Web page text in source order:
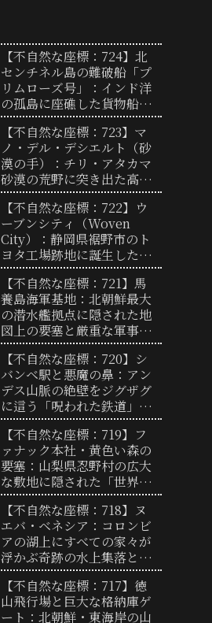
【不自然な座標：724】北
センチネル島の難破船「プ
リムローズ号」：インド洋
の孤島に座礁した貨物船と
文明を拒絶するセンチネル
族の謎
【不自然な座標：723】マ
ノ・デル・デシエルト（砂
漠の手）：チリ・アタカマ
砂漠の荒野に突き出た高さ
11メートルの巨大な彫刻と
奇妙な景観の謎
【不自然な座標：722】ウ
ーブンシティ（Woven
City）：静岡県裾野市のト
ヨタ工場跡地に誕生した未
来型実験都市の全貌と「リ
アルな街」の謎
【不自然な座標：721】馬
養島海軍基地：北朝鮮最大
の潜水艦拠点に隠された地
図上の要塞と厳重な軍事境
界線の実態
【不自然な座標：720】シ
バンベ駅と悪魔の鼻：アン
デス山脈の絶壁をジグザグ
に這う「呪われた鉄道」の
終着点と驚異の地形
【不自然な座標：719】フ
ァナック本社・黄色い森の
要塞：山梨県忍野村の広大
な敷地に隠された「世界工
場の心臓部」と圧倒的支配
力の謎
【不自然な座標：718】ヌ
エバ・ベネシア：コロンビ
アの湖上にすべての家々が
浮かぶ奇跡の水上集落と、
過酷な自然を生き抜く人々
の歴史
【不自然な座標：717】徳
山飛行場と巨大な格納庫ゲ
ート：北朝鮮・東海岸の山